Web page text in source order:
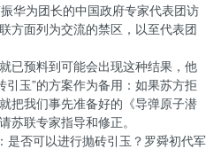
华为团长的中国政府专家代表团访
方面列为交流的禁区，以至代表团
已预料到可能会出现这种结果，他
引玉”的方案作为备用：如果苏方拒
把我们事先准备好的《导弹原子潜
苏联专家指导和修正。
是否可以进行抛砖引玉？罗舜初代军